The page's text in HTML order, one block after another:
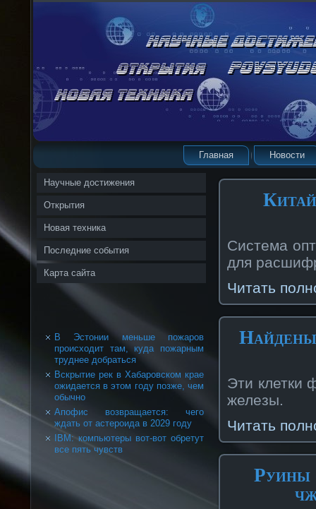
Главная Новости
Научные достижения
Открытия
Новая техника
Последние события
Карта сайта
В Эстонии меньше пожаров
происходит там, куда пожарным
труднее добраться
Вскрытие рек в Хабаровском крае
ожидается в этом году позже, чем
обычно
Апофис возвращается: чего
ждать от астероида в 2029 году
IBM: компьютеры вот-вот обретут
все пять чувств
Система
для
Читать
Эти клетки
железы.
Читать
Руины